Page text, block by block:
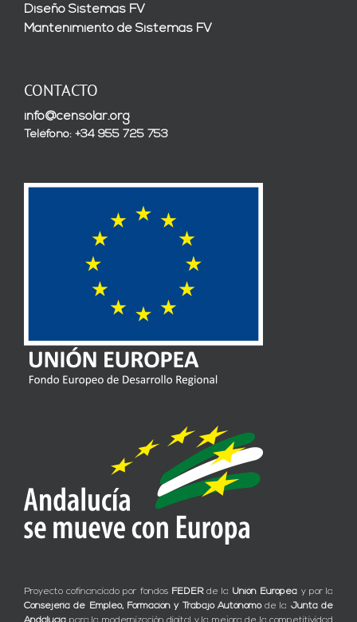
Diseño Sistemas FV
Mantenimiento de Sistemas FV
CONTACTO
info@censolar.org
Teléfono: +34 955 725 753
Proyecto cofinanciado por fondos FEDERde la Unión Europea y por la
Consejería de Empleo, Formación y Trabajo Autónomode la Junta de